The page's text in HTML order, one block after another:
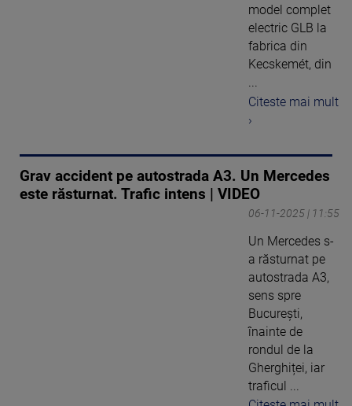
model complet
electric GLB la
fabrica din
Kecskemét, din
...
Citeste mai mult
›
Grav accident pe autostrada A3. Un Mercedes
este răsturnat. Trafic intens | VIDEO
06-11-2025 | 11:55
Un Mercedes s-
a răsturnat pe
autostrada A3,
sens spre
București,
înainte de
rondul de la
Gherghiței, iar
traficul ...